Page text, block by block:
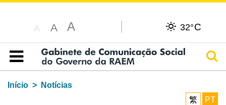
A A A 32°C
Índice
Início
Notícias
繁
PT